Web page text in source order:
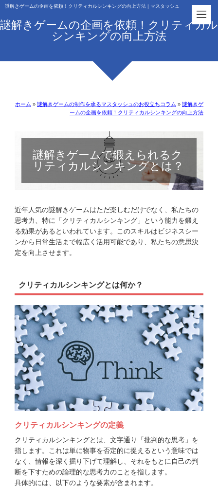
謎解きゲームの企画を依頼！クリティカルシンキングの向上方法 | マスタッシュ
謎解きゲームの企画を依頼！クリティカル
シンキングの向上方法
ホーム » 謎解きゲームの制作を承るマスタッシュのお役立ちコラム » 謎解きゲ
ームの企画を依頼！クリティカルシンキングの向上方法
謎解きゲームで鍛えられるク
リティカルシンキングとは？
近年人気の謎解きゲームはただ楽しむだけでなく、私たちの
思考力、特に「クリティカルシンキング」という能力を鍛え
る効果があるといわれています。このスキルはビジネスシー
ンから日常生活まで幅広く活用可能であり、私たちの意思決
定を向上させます。
クリティカルシンキングとは何か？
クリティカルシンキングの定義
クリティカルシンキングとは、文字通り「批判的な思考」を
指します。これは単に物事を否定的に捉えるという意味では
なく、情報を深く掘り下げて理解し、それをもとに自己の判
断を下すための論理的な思考力のことを指します。
具体的には、以下のような要素が含まれます。